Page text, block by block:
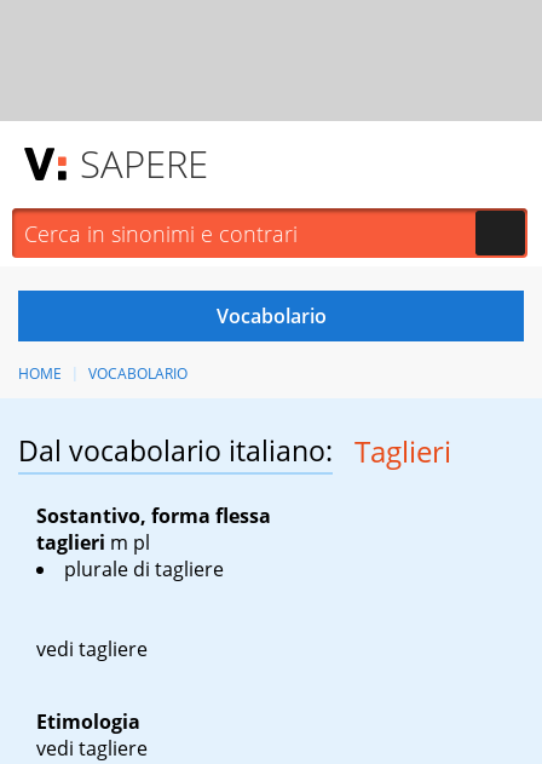
SAPERE
HOME VOCABOLARIO
Dal vocabolario italiano: Taglieri
Sostantivo, forma flessa
taglieri m pl
plurale di tagliere
vedi tagliere
Etimologia
vedi tagliere